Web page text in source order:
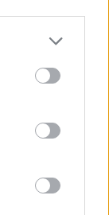
hiszünk a
kérnek?
örökölt